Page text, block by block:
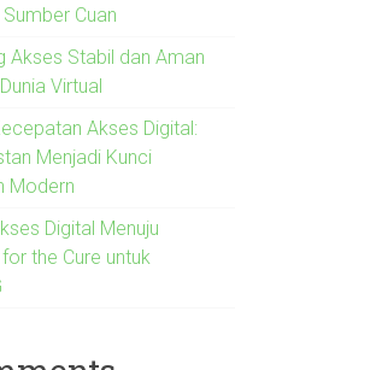
Cuan
Akses Stabil dan Aman
Virtual
Akses Digital:
Menjadi Kunci
Modern
Digital Menuju
the Cure untuk